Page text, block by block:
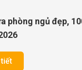
Nhựa Đài Loan